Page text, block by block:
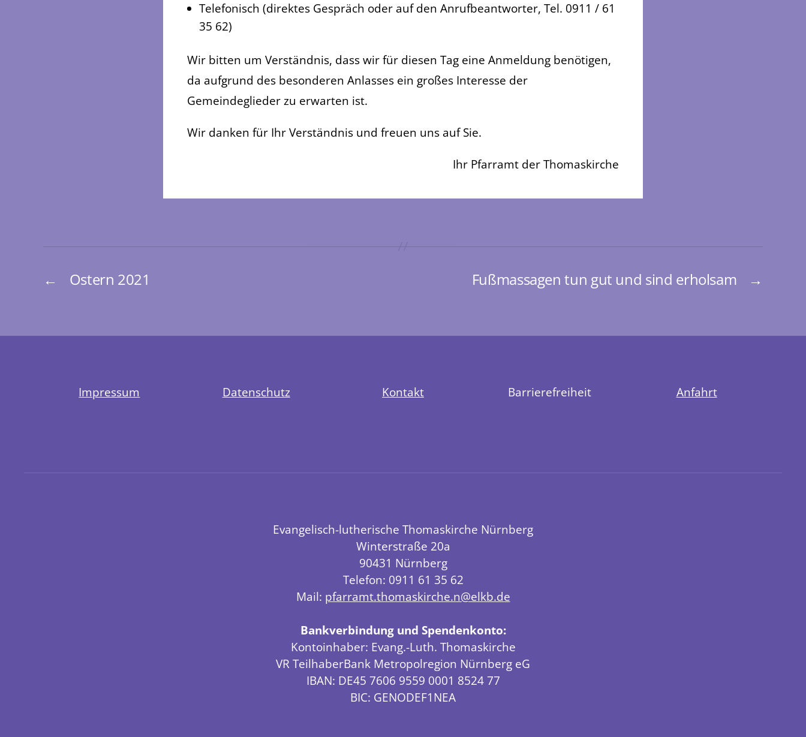
Telefonisch (direktes Gespräch oder auf den Anrufbeantworter, Tel. 0911 / 61
35 62)
Wir bitten um Verständnis, dass wir für diesen Tag eine Anmeldung benötigen,
da aufgrund des besonderen Anlasses ein großes Interesse der
Gemeindeglieder zu erwarten ist.
Wir danken für Ihr Verständnis und freuen uns auf Sie.
Ihr Pfarramt der Thomaskirche
← Ostern 2021 →
Fußmassagen tun gut und sind erholsam
Impressum Datenschutz Kontakt Barrierefreiheit Anfahrt
Evangelisch-lutherische Thomaskirche Nürnberg
Winterstraße 20a
90431 Nürnberg
Telefon: 0911 61 35 62
Mail: pfarramt.thomaskirche.n@elkb.de
Bankverbindung und Spendenkonto:
Kontoinhaber: Evang.-Luth. Thomaskirche
VR TeilhaberBank Metropolregion Nürnberg eG
IBAN: DE45 7606 9559 0001 8524 77
BIC: GENODEF1NEA